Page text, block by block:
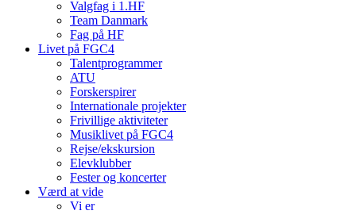
Valgfag i 1.HF
Team Danmark
Fag på HF
Livet på FGC4
Talentprogrammer
ATU
Forskerspirer
Internationale projekter
Frivillige aktiviteter
Musiklivet på FGC4
Rejse/ekskursion
Elevklubber
Fester og koncerter
Værd at vide
Vi er